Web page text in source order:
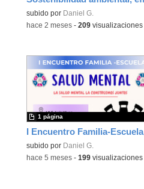
Contenido educativo.
subido por Daniel G.
-hace 2 meses- 209visualizaciones
Contenido educativo.
subido por Daniel G.
1 página
-hace 5 meses- 199visualizaciones